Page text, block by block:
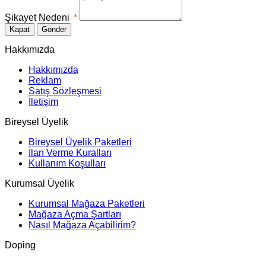
Şikayet Nedeni *
Kapat Gönder
Hakkımızda
Hakkımızda
Reklam
Satış Sözleşmesi
İletişim
Bireysel Üyelik
Bireysel Üyelik Paketleri
İlan Verme Kuralları
Kullanım Koşulları
Kurumsal Üyelik
Kurumsal Mağaza Paketleri
Mağaza Açma Şartları
Nasıl Mağaza Açabilirim?
Doping